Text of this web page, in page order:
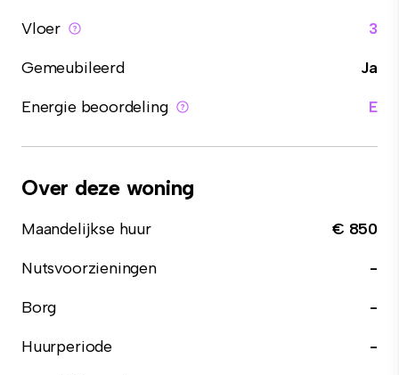
Vloer
3
Gemeubileerd
Ja
Energie beoordeling
E
Over deze woning
Maandelijkse huur
€ 850
Nutsvoorzieningen
-
Borg
-
Huurperiode
-